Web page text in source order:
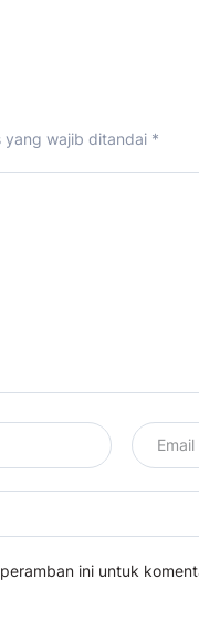
yang wajib ditandai *
ini untuk